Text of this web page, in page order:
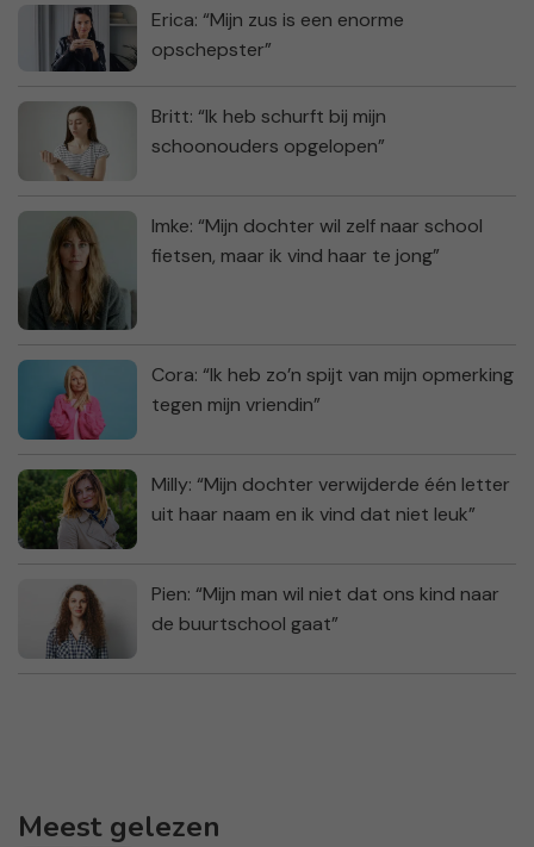
Erica: “Mijn zus is een enorme
opschepster”
Britt: “Ik heb schurft bij mijn
schoonouders opgelopen”
Imke: “Mijn dochter wil zelf naar school
fietsen, maar ik vind haar te jong”
Cora: “Ik heb zo’n spijt van mijn opmerking
tegen mijn vriendin”
Milly: “Mijn dochter verwijderde één letter
uit haar naam en ik vind dat niet leuk”
Pien: “Mijn man wil niet dat ons kind naar
de buurtschool gaat”
Meest gelezen